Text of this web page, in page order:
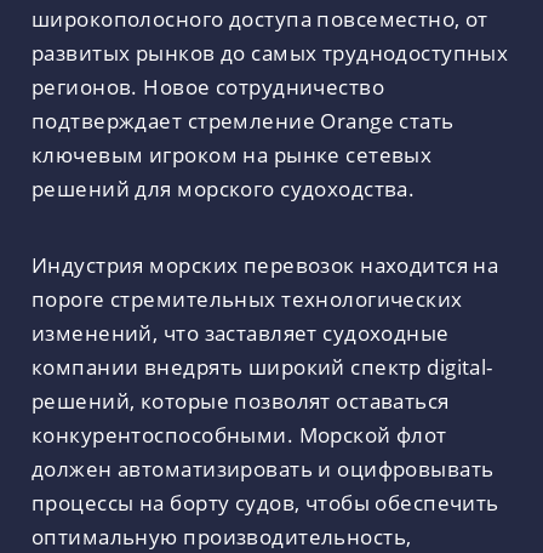
широкополосного доступа повсеместно, от
развитых рынков до самых труднодоступных
регионов. Новое сотрудничество
подтверждает стремление Orange стать
ключевым игроком на рынке сетевых
решений для морского судоходства.
Индустрия морских перевозок находится на
пороге стремительных технологических
изменений, что заставляет судоходные
компании внедрять широкий спектр digital-
решений, которые позволят оставаться
конкурентоспособными. Морской флот
должен автоматизировать и оцифровывать
процессы на борту судов, чтобы обеспечить
оптимальную производительность,